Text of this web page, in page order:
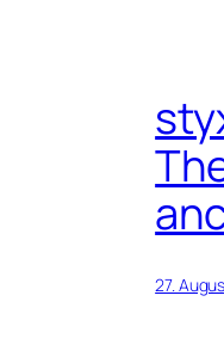
27.